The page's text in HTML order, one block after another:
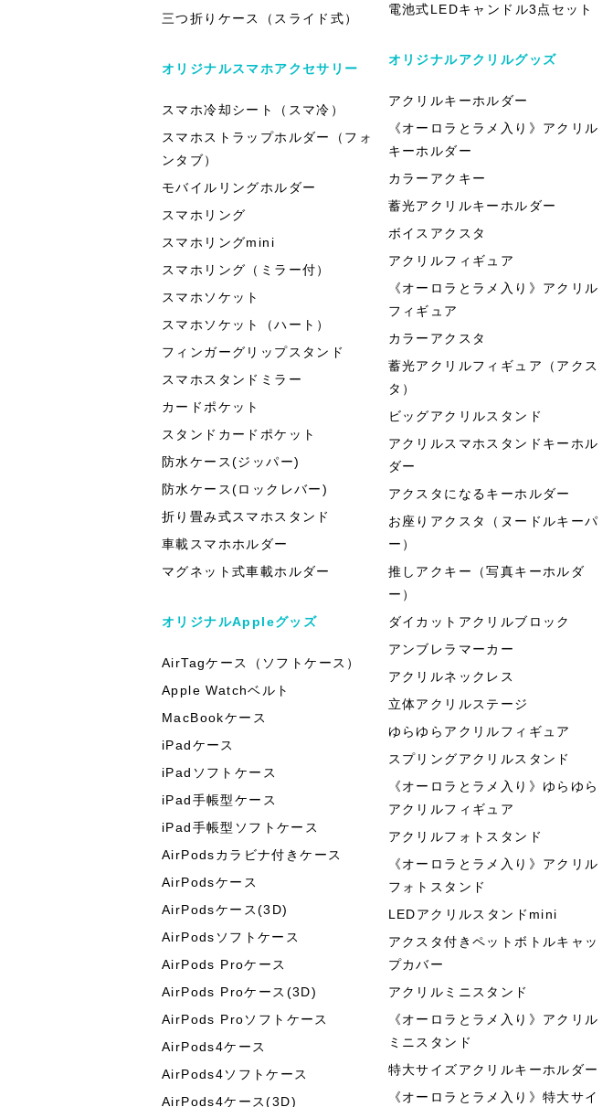
三つ折りケース（スライド式）
オリジナルスマホアクセサリー
スマホ冷却シート（スマ冷）
スマホストラップホルダー（フォ
ンタブ）
モバイルリングホルダー
スマホリング
スマホリングmini
スマホリング（ミラー付）
スマホソケット
スマホソケット（ハート）
フィンガーグリップスタンド
スマホスタンドミラー
カードポケット
スタンドカードポケット
防水ケース(ジッパー)
防水ケース(ロックレバー)
折り畳み式スマホスタンド
車載スマホホルダー
マグネット式車載ホルダー
オリジナルAppleグッズ
AirTagケース（ソフトケース）
Apple Watchベルト
MacBookケース
iPadケース
iPadソフトケース
iPad手帳型ケース
iPad手帳型ソフトケース
AirPodsカラビナ付きケース
AirPodsケース
AirPodsケース(3D)
AirPodsソフトケース
AirPods Proケース
AirPods Proケース(3D)
AirPods Proソフトケース
AirPods4ケース
AirPods4ソフトケース
AirPods4ケース(3D)
電池式LEDキャンドル3点セット
オリジナルアクリルグッズ
アクリルキーホルダー
《オーロラとラメ入り》アクリル
キーホルダー
カラーアクキー
蓄光アクリルキーホルダー
ボイスアクスタ
アクリルフィギュア
《オーロラとラメ入り》アクリル
フィギュア
カラーアクスタ
蓄光アクリルフィギュア（アクス
タ）
ビッグアクリルスタンド
アクリルスマホスタンドキーホル
ダー
アクスタになるキーホルダー
お座りアクスタ（ヌードルキーパ
ー）
推しアクキー（写真キーホルダ
ー）
ダイカットアクリルブロック
アンブレラマーカー
アクリルネックレス
立体アクリルステージ
ゆらゆらアクリルフィギュア
スプリングアクリルスタンド
《オーロラとラメ入り》ゆらゆら
アクリルフィギュア
アクリルフォトスタンド
《オーロラとラメ入り》アクリル
フォトスタンド
LEDアクリルスタンドmini
アクスタ付きペットボトルキャッ
プカバー
アクリルミニスタンド
《オーロラとラメ入り》アクリル
ミニスタンド
特大サイズアクリルキーホルダー
《オーロラとラメ入り》特大サイ